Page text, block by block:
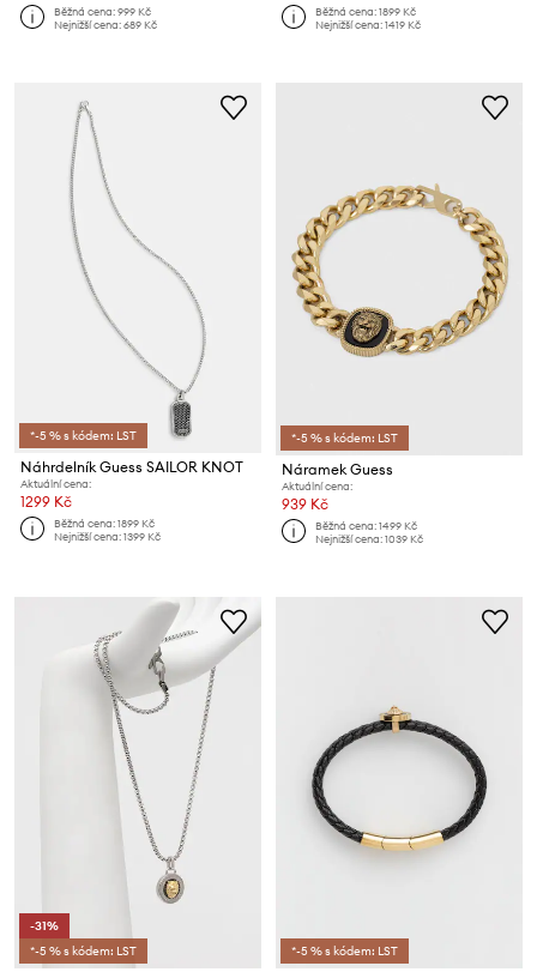
Běžná cena:999 Kč
Nejnižší cena:689 Kč
Běžná cena:1899 Kč
Nejnižší cena:1419 Kč
*-5 % s kódem: LST
Náhrdelník Guess SAILOR KNOT
Aktuální cena:
1299 Kč
Běžná cena:1899 Kč
Nejnižší cena:1399 Kč
*-5 % s kódem: LST
Náramek Guess
Aktuální cena:
939 Kč
Běžná cena:1499 Kč
Nejnižší cena:1039 Kč
-31%
*-5 % s kódem: LST
*-5 % s kódem: LST